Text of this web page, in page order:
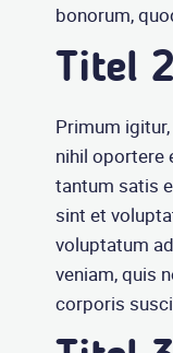
bonorum,
Titel 2
Primum
nihil oportere
tantum satis
sint et
voluptatum
veniam, quis
corporis